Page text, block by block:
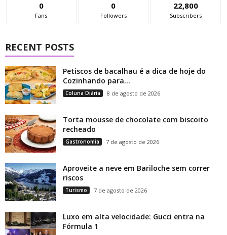
0
Fans
0
Followers
22,800
Subscribers
RECENT POSTS
Petiscos de bacalhau é a dica de hoje do
Cozinhando para...
Coluna Diária 8 de agosto de 2026
Torta mousse de chocolate com biscoito
recheado
Gastronomia 7 de agosto de 2026
Aproveite a neve em Bariloche sem correr
riscos
Turismo 7 de agosto de 2026
Luxo em alta velocidade: Gucci entra na
Fórmula 1